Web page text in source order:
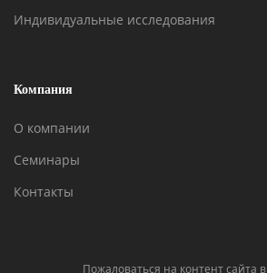
Индивидуальные исследования
Компания
О компании
Семинары
Контакты
Пожаловаться на контент cайта в